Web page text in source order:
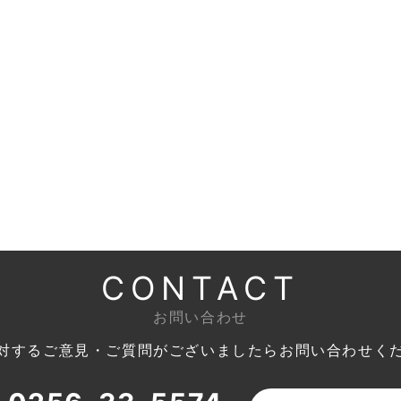
CONTACT
お問い合わせ
するご意見・ご質問がございましたら お問い合わせく